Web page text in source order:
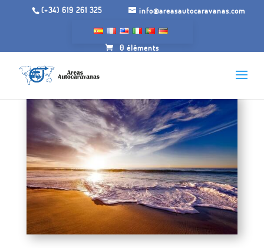
(+34) 619 261 325 info@areasautocaravanas.com
0 éléments